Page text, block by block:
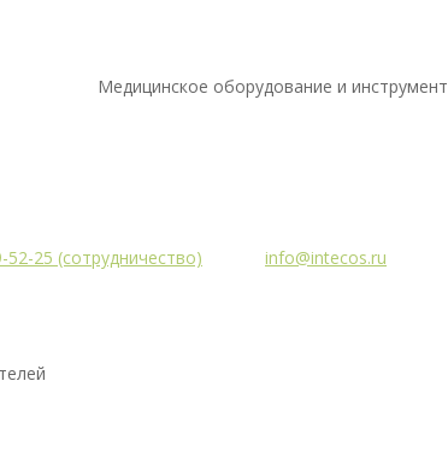
Медицинское оборудование и инструмент
52-25 (сотрудничество) info@intecos.ru